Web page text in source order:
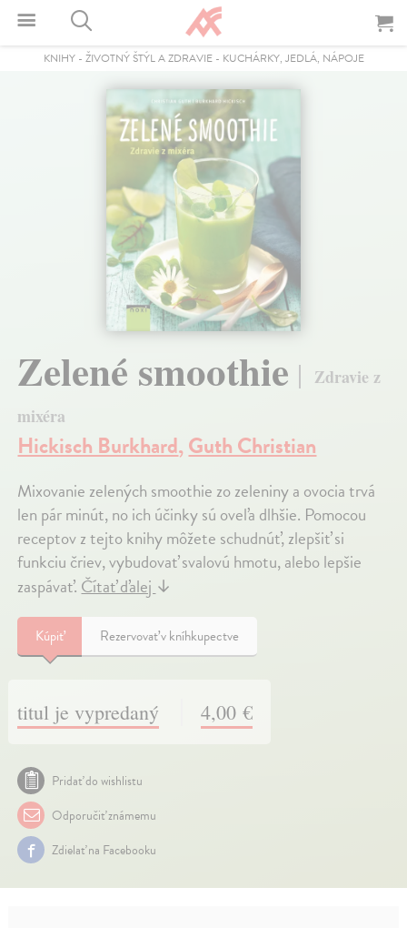
KNIHY- ŽIVOTNÝ ŠTÝL A ZDRAVIE- KUCHÁRKY, JEDLÁ, NÁPOJE
Zelené smoothie
Zdravie z
mixéra
Hickisch Burkhard,Guth Christian
Mixovanie zelených smoothie zo zeleniny a ovocia trvá
len pár minút, no ich účinky sú oveľa dlhšie. Pomocou
receptov z tejto knihy môžete schudnúť, zlepšiť si
funkciu čriev, vybudovať svalovú hmotu, alebo lepšie
zaspávať. Čítať ďalej ↓
Kúpiť Rezervovať v kníhkupectve
titul je vypredaný 4,00 €
Pridať do wishlistu
Odporučiť známemu
Zdielať na Facebooku